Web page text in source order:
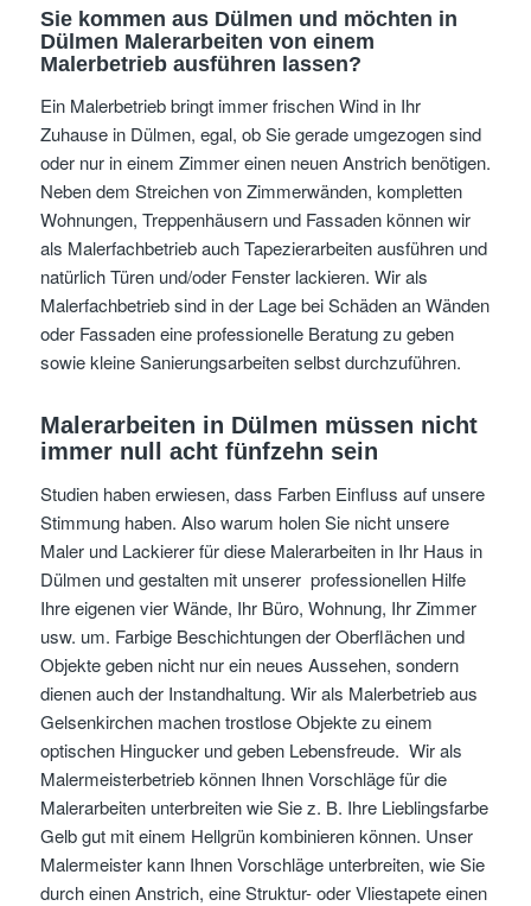
Sie kommen aus Dülmen und möchten in
Dülmen Malerarbeiten von einem
Malerbetrieb ausführen lassen?
Ein Malerbetrieb bringt immer frischen Wind in Ihr
Zuhause in Dülmen, egal, ob Sie gerade umgezogen sind
oder nur in einem Zimmer einen neuen Anstrich benötigen.
Neben dem Streichen von Zimmerwänden, kompletten
Wohnungen, Treppenhäusern und Fassaden können wir
als Malerfachbetrieb auch Tapezierarbeiten ausführen und
natürlich Türen und/oder Fenster lackieren. Wir als
Malerfachbetrieb sind in der Lage bei Schäden an Wänden
oder Fassaden eine professionelle Beratung zu geben
sowie kleine Sanierungsarbeiten selbst durchzuführen.
Malerarbeiten in Dülmen müssen nicht
immer null acht fünfzehn sein
Studien haben erwiesen, dass Farben Einfluss auf unsere
Stimmung haben. Also warum holen Sie nicht unsere
Maler und Lackierer für diese Malerarbeiten in Ihr Haus in
Dülmen und gestalten mit unserer professionellen Hilfe
Ihre eigenen vier Wände, Ihr Büro, Wohnung, Ihr Zimmer
usw. um. Farbige Beschichtungen der Oberflächen und
Objekte geben nicht nur ein neues Aussehen, sondern
dienen auch der Instandhaltung. Wir als Malerbetrieb aus
Gelsenkirchen machen trostlose Objekte zu einem
optischen Hingucker und geben Lebensfreude. Wir als
Malermeisterbetrieb können Ihnen Vorschläge für die
Malerarbeiten unterbreiten wie Sie z. B. Ihre Lieblingsfarbe
Gelb gut mit einem Hellgrün kombinieren können. Unser
Malermeister kann Ihnen Vorschläge unterbreiten, wie Sie
durch einen Anstrich, eine Struktur- oder Vliestapete einen